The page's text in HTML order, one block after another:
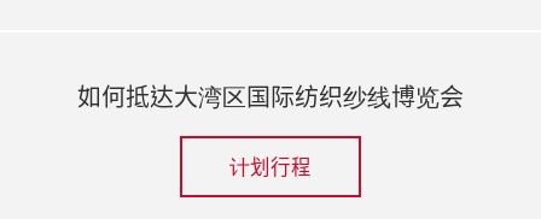
如何抵达大湾区国际纺织纱线博览会
计划行程